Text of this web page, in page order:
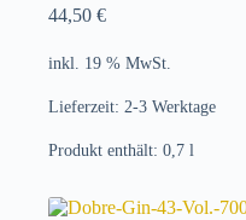
44,50 €
inkl. 19 % MwSt.
Lieferzeit: 2-3 Werktage
Produkt enthält: 0,7 l